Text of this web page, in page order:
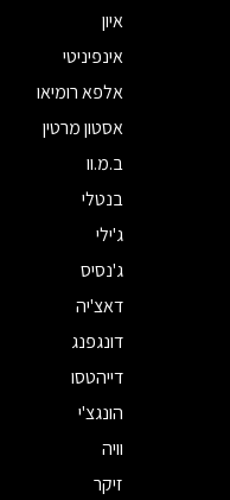
איון
אינפיניטי
אלפא רומיאו
אסטון מרטין
ב.מ.וו
בנטלי
ג'ילי
ג'נסיס
דאצ'יה
דונגפנג
דייהטסו
הונגצ'י
וויה
זיקר